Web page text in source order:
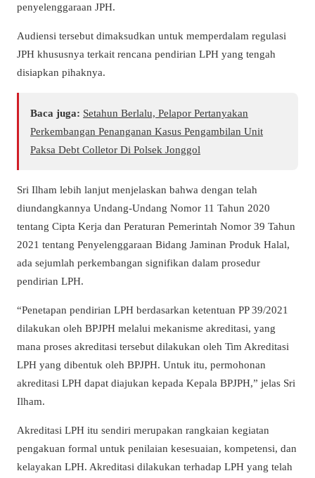
penyelenggaraan JPH.
Audiensi tersebut dimaksudkan untuk memperdalam regulasi
JPH khususnya terkait rencana pendirian LPH yang tengah
disiapkan pihaknya.
Baca juga: Setahun Berlalu, Pelapor Pertanyakan
Perkembangan Penanganan Kasus Pengambilan Unit
Paksa Debt Colletor Di Polsek Jonggol
Sri Ilham lebih lanjut menjelaskan bahwa dengan telah
diundangkannya Undang-Undang Nomor 11 Tahun 2020
tentang Cipta Kerja dan Peraturan Pemerintah Nomor 39 Tahun
2021 tentang Penyelenggaraan Bidang Jaminan Produk Halal,
ada sejumlah perkembangan signifikan dalam prosedur
pendirian LPH.
“Penetapan pendirian LPH berdasarkan ketentuan PP 39/2021
dilakukan oleh BPJPH melalui mekanisme akreditasi, yang
mana proses akreditasi tersebut dilakukan oleh Tim Akreditasi
LPH yang dibentuk oleh BPJPH. Untuk itu, permohonan
akreditasi LPH dapat diajukan kepada Kepala BPJPH,” jelas Sri
Ilham.
Akreditasi LPH itu sendiri merupakan rangkaian kegiatan
pengakuan formal untuk penilaian kesesuaian, kompetensi, dan
kelayakan LPH. Akreditasi dilakukan terhadap LPH yang telah